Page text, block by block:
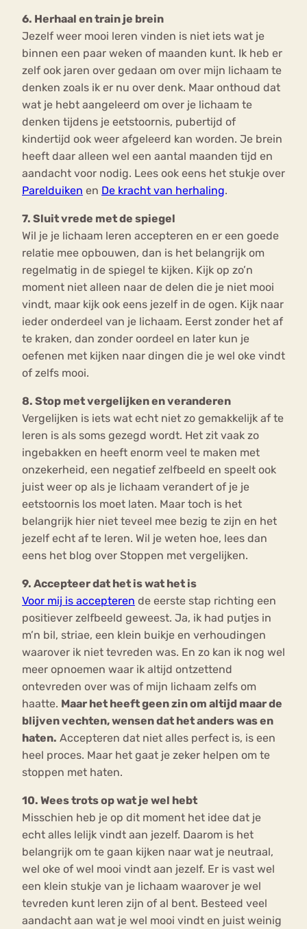
6. Herhaal en train je brein
Jezelf weer mooi leren vinden is niet iets wat je
binnen een paar weken of maanden kunt. Ik heb er
zelf ook jaren over gedaan om over mijn lichaam te
denken zoals ik er nu over denk. Maar onthoud dat
wat je hebt aangeleerd om over je lichaam te
denken tijdens je eetstoornis, pubertijd of
kindertijd ook weer afgeleerd kan worden. Je brein
heeft daar alleen wel een aantal maanden tijd en
aandacht voor nodig. Lees ook eens het stukje over
Parelduiken en De kracht van herhaling.
7. Sluit vrede met de spiegel
Wil je je lichaam leren accepteren en er een goede
relatie mee opbouwen, dan is het belangrijk om
regelmatig in de spiegel te kijken. Kijk op zo’n
moment niet alleen naar de delen die je niet mooi
vindt, maar kijk ook eens jezelf in de ogen. Kijk naar
ieder onderdeel van je lichaam. Eerst zonder het af
te kraken, dan zonder oordeel en later kun je
oefenen met kijken naar dingen die je wel oke vindt
of zelfs mooi.
8. Stop met vergelijken en veranderen
Vergelijken is iets wat echt niet zo gemakkelijk af te
leren is als soms gezegd wordt. Het zit vaak zo
ingebakken en heeft enorm veel te maken met
onzekerheid, een negatief zelfbeeld en speelt ook
juist weer op als je lichaam verandert of je je
eetstoornis los moet laten. Maar toch is het
belangrijk hier niet teveel mee bezig te zijn en het
jezelf echt af te leren. Wil je weten hoe, lees dan
eens het blog over Stoppen met vergelijken.
9. Accepteer dat het is wat het is
Voor mij is accepteren de eerste stap richting een
positiever zelfbeeld geweest. Ja, ik had putjes in
m’n bil, striae, een klein buikje en verhoudingen
waarover ik niet tevreden was. En zo kan ik nog wel
meer opnoemen waar ik altijd ontzettend
ontevreden over was of mijn lichaam zelfs om
haatte. Maar het heeft geen zin om altijd maar de
blijven vechten, wensen dat het anders was en
haten. Accepteren dat niet alles perfect is, is een
heel proces. Maar het gaat je zeker helpen om te
stoppen met haten.
10. Wees trots op wat je wel hebt
Misschien heb je op dit moment het idee dat je
echt alles lelijk vindt aan jezelf. Daarom is het
belangrijk om te gaan kijken naar wat je neutraal,
wel oke of wel mooi vindt aan jezelf. Er is vast wel
een klein stukje van je lichaam waarover je wel
tevreden kunt leren zijn of al bent. Besteed veel
aandacht aan wat je wel mooi vindt en juist weinig